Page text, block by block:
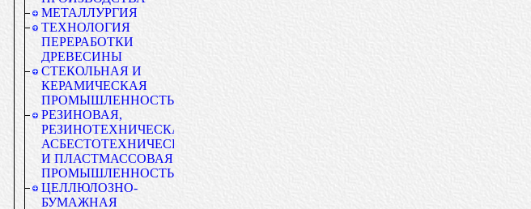
МЕТАЛЛУРГИЯ
ТЕХНОЛОГИЯ
ПЕРЕРАБОТКИ
ДРЕВЕСИНЫ
СТЕКОЛЬНАЯ И
КЕРАМИЧЕСКАЯ
ПРОМЫШЛЕННОСТЬ
РЕЗИНОВАЯ,
РЕЗИНОТЕХНИЧЕСКАЯ,
АСБЕСТОТЕХНИЧЕСКАЯ
И ПЛАСТМАССОВАЯ
ПРОМЫШЛЕННОСТЬ
ЦЕЛЛЮЛОЗНО-
БУМАЖНАЯ